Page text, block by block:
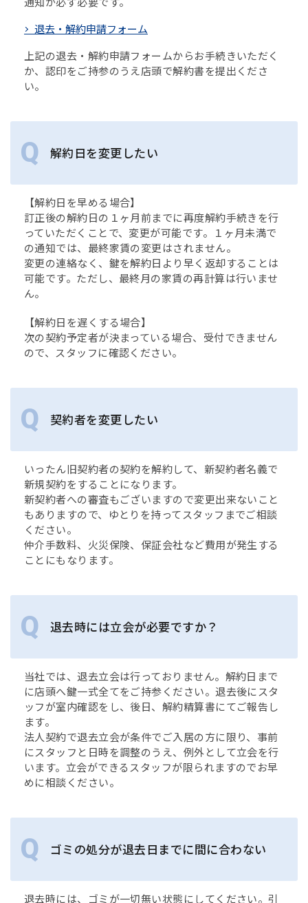
退去・解約申請フォーム
上記の退去・解約申請フォームからお手続きいただく
か、認印をご持参のうえ店頭で解約書を提出くださ
い。
解約日を変更したい
【解約日を早める場合】
訂正後の解約日の１ヶ月前までに再度解約手続きを行
っていただくことで、変更が可能です。１ヶ月未満で
の通知では、最終家賃の変更はされません。
変更の連絡なく、鍵を解約日より早く返却することは
可能です。ただし、最終月の家賃の再計算は行いませ
ん。
【解約日を遅くする場合】
次の契約予定者が決まっている場合、受付できません
ので、スタッフに確認ください。
契約者を変更したい
いったん旧契約者の契約を解約して、新契約者名義で
新規契約をすることになります。
新契約者への審査もございますので変更出来ないこと
もありますので、ゆとりを持ってスタッフまでご相談
ください。
仲介手数料、火災保険、保証会社など費用が発生する
ことにもなります。
退去時には立会が必要ですか？
当社では、退去立会は行っておりません。解約日まで
に店頭へ鍵一式全てをご持参ください。退去後にスタ
ッフが室内確認をし、後日、解約精算書にてご報告し
ます。
法人契約で退去立会が条件でご入居の方に限り、事前
にスタッフと日時を調整のうえ、例外として立会を行
います。立会ができるスタッフが限られますのでお早
めに相談ください。
ゴミの処分が退去日までに間に合わない
退去時には、ゴミが一切無い状態にしてください。引